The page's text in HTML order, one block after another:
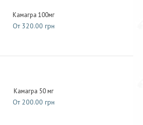
Камагра 100мг
От 320.00 грн
Камагра 50 мг
От 200.00 грн